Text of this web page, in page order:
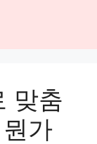
맞춤
가